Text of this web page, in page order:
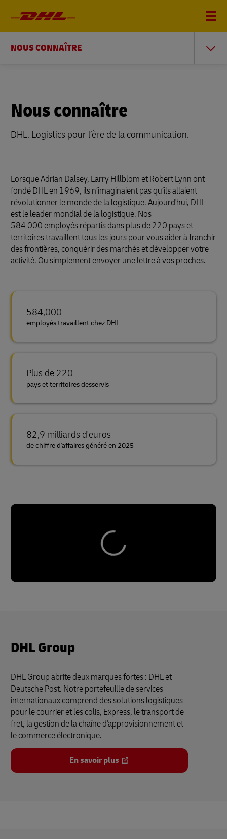
NOUS CONNAÎTRE
Nous connaître
DHL. Logistics pour l’ère de la communication.
Lorsque Adrian Dalsey, Larry Hillblom et Robert Lynn ont
fondé DHL en 1969, ils n’imaginaient pas qu’ils allaient
révolutionner le monde de la logistique. Aujourd'hui, DHL
est le leader mondial de la logistique. Nos
584 000 employés répartis dans plus de 220 pays et
territoires travaillent tous les jours pour vous aider à franchir
des frontières, conquérir des marchés et développer votre
activité. Ou simplement envoyer une lettre à vos proches.
584,000
employés travaillent chez DHL
Plus de 220
pays et territoires desservis
82,9 milliards d'euros
de chiffre d'affaires généré en 2025
DHL Group
DHL Group abrite deux marques fortes : DHL et
Deutsche Post. Notre portefeuille de services
internationaux comprend des solutions logistiques
pour le courrier et les colis, Express, le transport de
fret, la gestion de la chaîne d'approvisionnement et
le commerce électronique.
En savoir plus